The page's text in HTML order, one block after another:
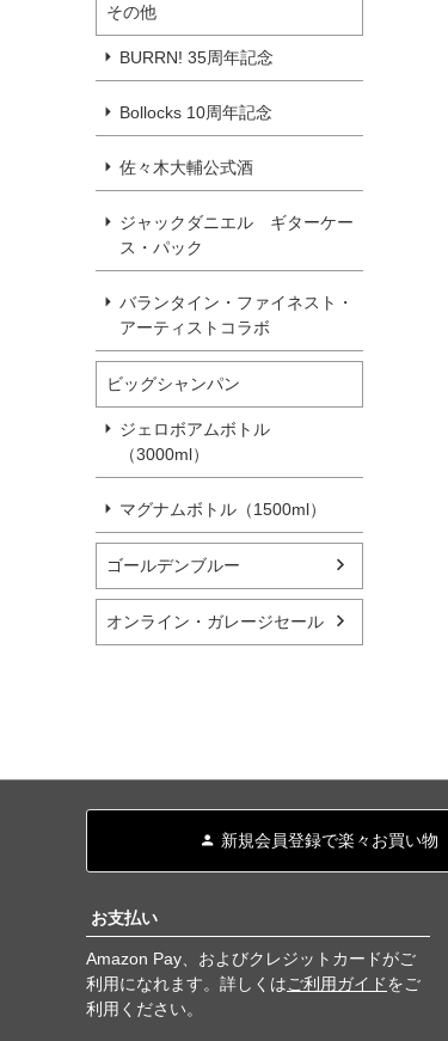
その他
BURRN! 35周年記念
Bollocks 10周年記念
佐々木大輔公式酒
ジャックダニエル ギターケー
ス・パック
バランタイン・ファイネスト・
アーティストコラボ
ビッグシャンパン
ジェロボアムボトル
（3000ml）
マグナムボトル（1500ml）
ゴールデンブルー
オンライン・ガレージセール
新規会員登録で楽々お買い物
お支払い
Amazon Pay、およびクレジットカードがご
利用になれます。詳しくはご利用ガイドをご
利用ください。